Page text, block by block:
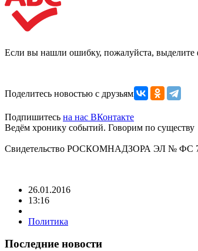
Если вы нашли ошибку, пожалуйста, выделите
Поделитесь новостью с друзьями
Подпишитесь на нас ВКонтакте
Ведём хронику событий. Говорим по существу
Свидетельство РОСКОМНАДЗОРА ЭЛ № ФС
26.01.2016
13:16
Политика
Последние новости